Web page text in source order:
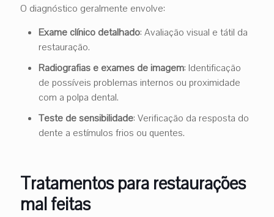
O diagnóstico geralmente envolve:
Exame clínico detalhado: Avaliação visual e tátil da
restauração.
Radiografias e exames de imagem: Identificação
de possíveis problemas internos ou proximidade
com a polpa dental.
Teste de sensibilidade: Verificação da resposta do
dente a estímulos frios ou quentes.
Tratamentos para restaurações
mal feitas